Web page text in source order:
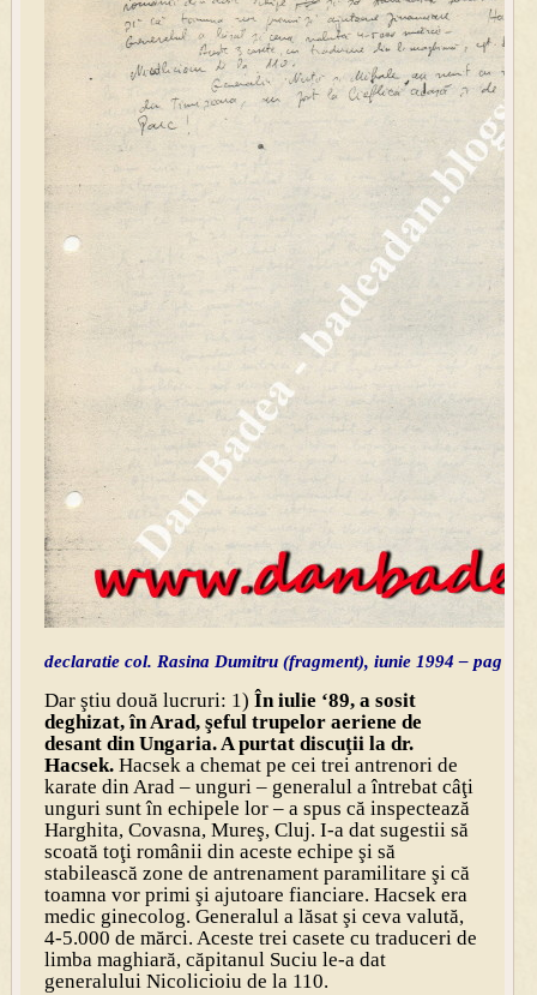
declaratie col. Rasina Dumitru (fragment), iunie 1994 – pag 5
Dar ştiu două lucruri: 1) În iulie ‘89, a sosit
deghizat, în Arad, şeful trupelor aeriene de
desant din Ungaria. A purtat discuţii la dr.
Hacsek. Hacsek a chemat pe cei trei antrenori de
karate din Arad – unguri – generalul a întrebat câţi
unguri sunt în echipele lor – a spus că inspectează
Harghita, Covasna, Mureş, Cluj. I-a dat sugestii să
scoată toţi românii din aceste echipe şi să
stabilească zone de antrenament paramilitare şi că
toamna vor primi şi ajutoare fianciare. Hacsek era
medic ginecolog. Generalul a lăsat şi ceva valută,
4-5.000 de mărci. Aceste trei casete cu traduceri de
limba maghiară, căpitanul Suciu le-a dat
generalului Nicolicioiu de la 110.